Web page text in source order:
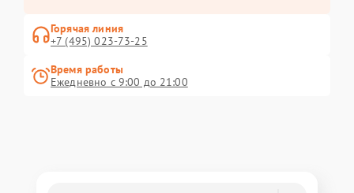
Горячая линия
+7 (495) 023-73-25
Время работы
Ежедневно с 9:00 до 21:00